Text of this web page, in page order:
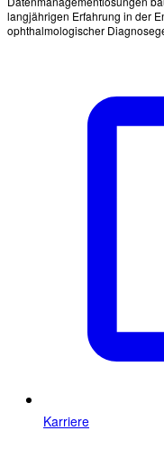
langjährigen Erfahrung in der
ophthalmologischer
Karriere